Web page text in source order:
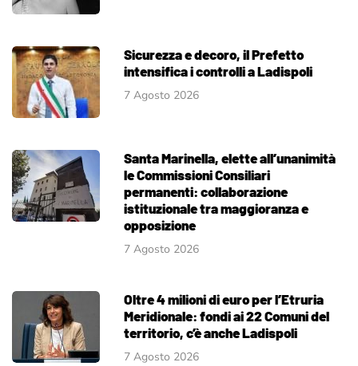
Sicurezza e decoro, il Prefetto
intensifica i controlli a Ladispoli
7 Agosto 2026
Santa Marinella, elette all’unanimità
le Commissioni Consiliari
permanenti: collaborazione
istituzionale tra maggioranza e
opposizione
7 Agosto 2026
Oltre 4 milioni di euro per l’Etruria
Meridionale: fondi ai 22 Comuni del
territorio, c’è anche Ladispoli
7 Agosto 2026